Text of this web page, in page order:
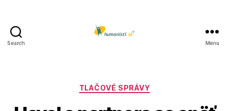
Search Menu
Kategórie
TLAČOVÉ SPRÁVY